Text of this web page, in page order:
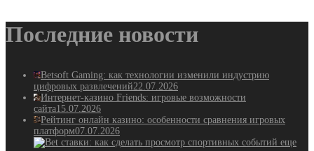
Последние новости
Betsoft Gaming: как технологии изменили индустрию
цифровых развлечений22.07.2026
Интернет-казино Friends: игровые возможности
сайта15.07.2026
Рейтинг онлайн казино: особенности сравнения игровых
платформ07.07.2026